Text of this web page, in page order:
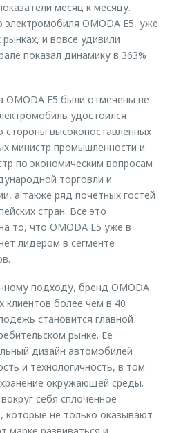
месяц к месяцу.
OMODA E5, уже
и вовсе удивили
показал динамику в 363%
OMODA E5 были отмечены не
удостоился
стороны высокопоставленных
министр промышленности и
по экономическим вопросам
торговли и
а также ряд почетных гостей
стран. Все это
то, что OMODA E5 уже в
лидером в сегменте
подходу, бренд OMODA
клиентов более чем в 40
становится главной
рынке. Ее
дизайн автомобилей
и технологичность, в том
окружающей среды.
себя сплоченное
которые не только оказывают